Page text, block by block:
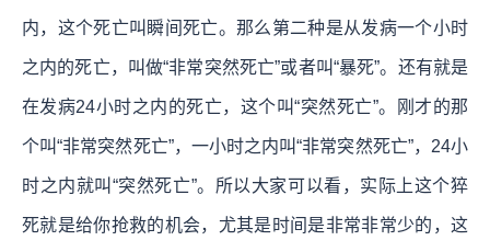
内，这个死亡叫瞬间死亡。那么第二种是从发病一个小时
之内的死亡，叫做“非常突然死亡”或者叫“暴死”。还有就是
在发病24小时之内的死亡，这个叫“突然死亡”。刚才的那
个叫“非常突然死亡”，一小时之内叫“非常突然死亡”，24小
时之内就叫“突然死亡”。所以大家可以看，实际上这个猝
死就是给你抢救的机会，尤其是时间是非常非常少的，这